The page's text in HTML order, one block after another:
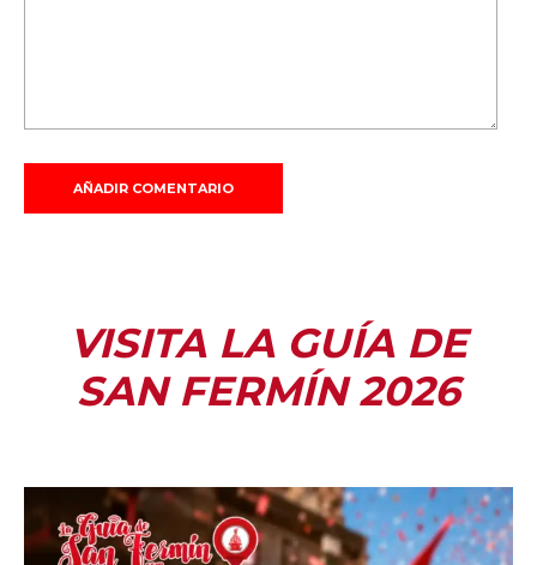
VISITA LA GUÍA DE
SAN FERMÍN 2026